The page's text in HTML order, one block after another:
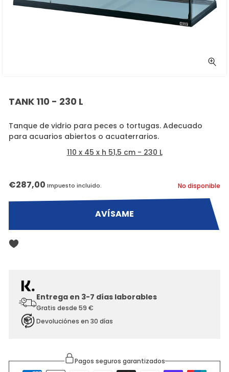
TANK 110 - 230 L
Tanque de vidrio para peces o tortugas. Adecuado
para acuarios abiertos o acuaterrarios.
110 x 45 x h 51,5 cm - 230 L
Precio
€287,00 Impuesto incluido. No disponible
AVÍSAME
Entrega en 3-7 días laborables
Gratis desde 59 €
Devoluciónes en 30 días
Pagos seguros garantizados